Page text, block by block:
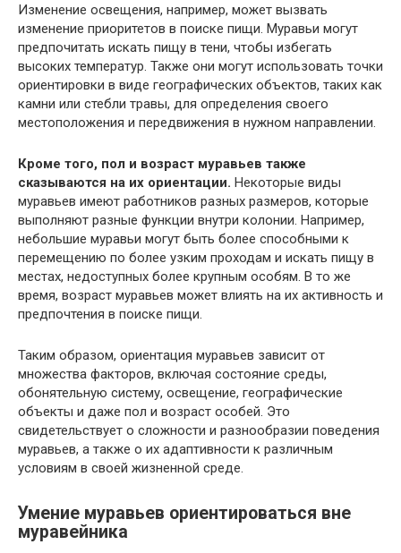
Изменение освещения, например, может вызвать
изменение приоритетов в поиске пищи. Муравьи могут
предпочитать искать пищу в тени, чтобы избегать
высоких температур. Также они могут использовать точки
ориентировки в виде географических объектов, таких как
камни или стебли травы, для определения своего
местоположения и передвижения в нужном направлении.
Кроме того, пол и возраст муравьев также
сказываются на их ориентации. Некоторые виды
муравьев имеют работников разных размеров, которые
выполняют разные функции внутри колонии. Например,
небольшие муравьи могут быть более способными к
перемещению по более узким проходам и искать пищу в
местах, недоступных более крупным особям. В то же
время, возраст муравьев может влиять на их активность и
предпочтения в поиске пищи.
Таким образом, ориентация муравьев зависит от
множества факторов, включая состояние среды,
обонятельную систему, освещение, географические
объекты и даже пол и возраст особей. Это
свидетельствует о сложности и разнообразии поведения
муравьев, а также о их адаптивности к различным
условиям в своей жизненной среде.
Умение муравьев ориентироваться вне
муравейника